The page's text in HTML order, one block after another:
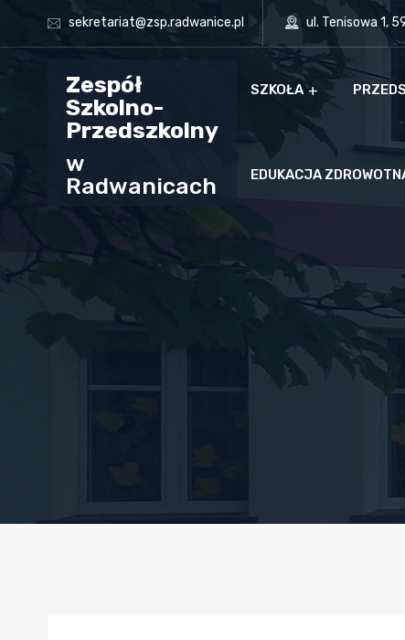
sekretariat@zsp.radwanice.pl ul. Tenisowa 1,
Zespół
Szkolno-
Przedszkolny
w
Radwanicach
SZKOŁA
EDUKACJA